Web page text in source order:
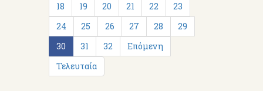
18
19 20 21 22
23
24
25 26 27 28
29
30
31 32
Επόμενη
Τελευταία